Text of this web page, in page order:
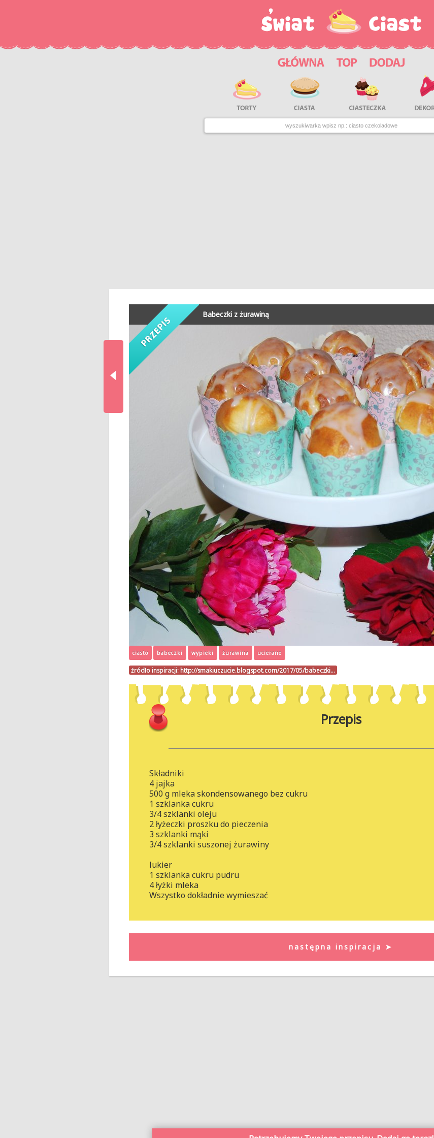
Babeczki z żurawiną
ciasto babeczki wypieki żurawina ucierane
źródło inspiracji: http://smakiuczucie.blogspot.com/2017/05/babeczki…
Przepis
Składniki
4 jajka
500 g mleka skondensowanego bez cukru
1 szklanka cukru
3/4 szklanki oleju
2 łyżeczki proszku do pieczenia
3 szklanki mąki
3/4 szklanki suszonej żurawiny
lukier
1 szklanka cukru pudru
4 łyżki mleka
Wszystko dokładnie wymieszać
następna inspiracja ➤